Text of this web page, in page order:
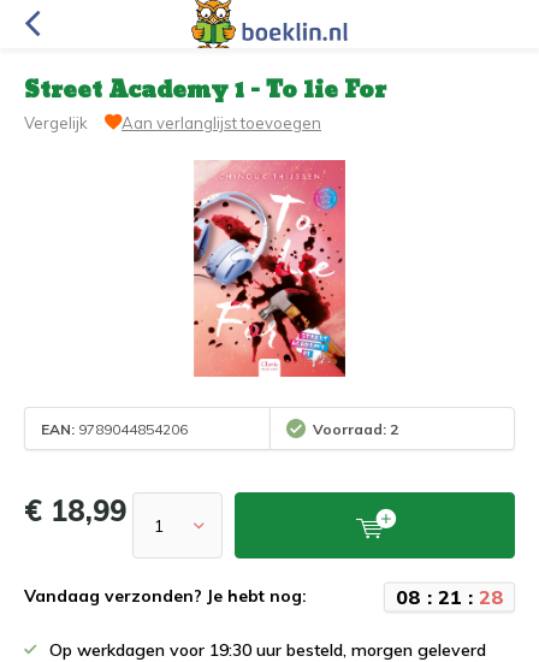
Street Academy 1 - To lie For
Vergelijk Aan verlanglijst toevoegen
EAN: 9789044854206 Voorraad: 2
€ 18,99
Vandaag verzonden? Je hebt nog: 08 : 21 : 27
Op werkdagen voor 19:30 uur besteld, morgen geleverd